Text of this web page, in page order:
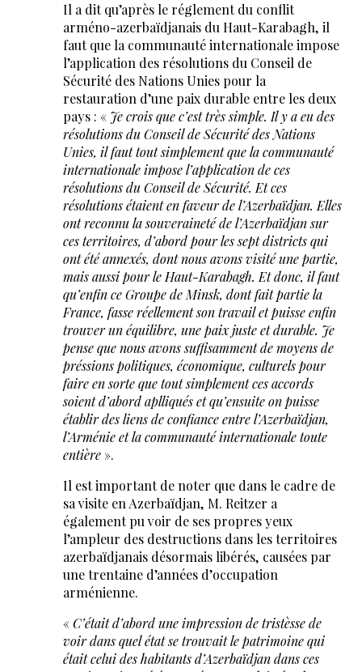
Il a dit qu’après le réglement du conflit
arméno-azerbaïdjanais du Haut-Karabagh, il
faut que la communauté internationale impose
l’application des résolutions du Conseil de
Sécurité des Nations Unies pour la
restauration d’une paix durable entre les deux
pays : « Je crois que c’est très simple. Il y a eu des
résolutions du Conseil de Sécurité des Nations
Unies, il faut tout simplement que la communauté
internationale impose l’application de ces
résolutions du Conseil de Sécurité. Et ces
résolutions étaient en faveur de l’Azerbaïdjan. Elles
ont reconnu la souveraineté de l’Azerbaïdjan sur
ces territoires, d’abord pour les sept districts qui
ont été annexés, dont nous avons visité une partie,
mais aussi pour le Haut-Karabagh. Et donc, il faut
qu’enfin ce Groupe de Minsk, dont fait partie la
France, fasse réellement son travail et puisse enfin
trouver un équilibre, une paix juste et durable. Je
pense que nous avons suffisamment de moyens de
préssions politiques, économique, culturels pour
faire en sorte que tout simplement ces accords
soient d’abord aplliqués et qu’ensuite on puisse
établir des liens de confiance entre l’Azerbaïdjan,
l’Arménie et la communauté internationale toute
entière».
Il est important de noter que dans le cadre de
sa visite en Azerbaïdjan, M. Reitzer a
également pu voir de ses propres yeux
l’ampleur des destructions dans les territoires
azerbaïdjanais désormais libérés, causées par
une trentaine d’années d’occupation
arménienne.
«C’était d’abord une impression de tristèsse de
voir dans quel état se trouvait le patrimoine qui
était celui des habitants d’Azerbaïdjan dans ces